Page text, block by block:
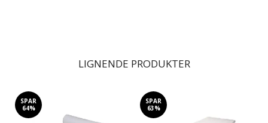
LIGNENDE PRODUKTER
SPAR
64%
SPAR
63%